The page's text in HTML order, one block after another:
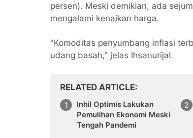
persen). Meski demikian, ada
mengalami kenaikan harga.
"Komoditas penyumbang inflasi
udang basah," jelas Ihsanurijal.
RELATED ARTICLE
Inhil Optimis Lakukan
Pemulihan Ekonomi Meski
Tengah Pandemi